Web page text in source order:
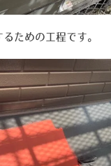
ための工程です。